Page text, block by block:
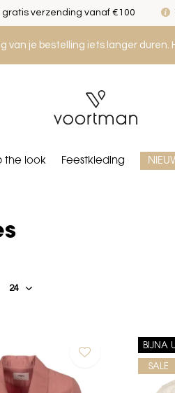
van je bestelling iets langer
the look Feestkleding
verzending vanaf €100
BIJNA
SALE